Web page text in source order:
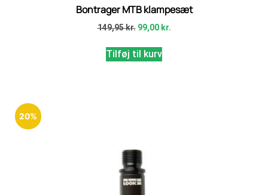
Bontrager MTB klampesæt
149,95kr. 99,00 kr.
Tilføj til kurv
20%